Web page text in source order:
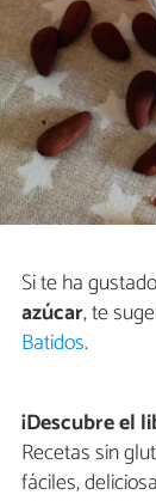
Si te ha
azúcar, te
Batidos.
¡Descubre el
Recetas sin
fáciles,